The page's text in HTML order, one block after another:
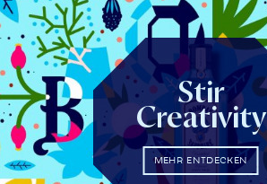
Stir
Creativity
MEHR ENTDECKEN